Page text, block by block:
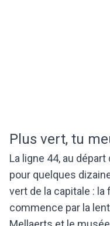
Plus vert, tu
La ligne 44, au
pour quelques
vert de la capitale :
commence par la